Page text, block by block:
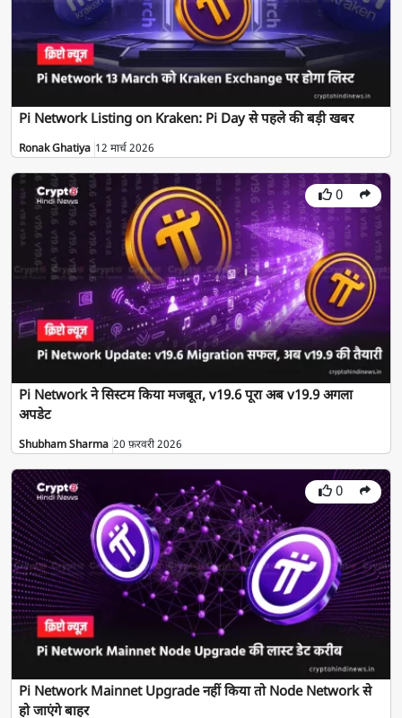
Pi Network Listing on Kraken: Pi Day से पहले की बड़ी खबर
Ronak Ghatiya 12 मार्च 2026
0
Pi Network ने सिस्टम किया मजबूत, v19.6 पूरा अब v19.9 अगला
अपडेट
Shubham Sharma 20 फ़रवरी 2026
0
Pi Network Mainnet Upgrade नहीं किया तो Node Network से
हो जाएंगे बाहर